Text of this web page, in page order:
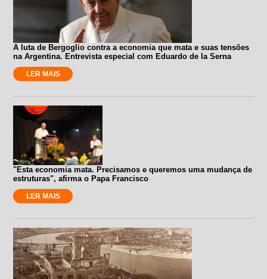
A luta de Bergoglio contra a economia que mata e suas tensões
na Argentina. Entrevista especial com Eduardo de la Serna
LER MAIS
"Esta economia mata. Precisamos e queremos uma mudança de
estruturas", afirma o Papa Francisco
LER MAIS